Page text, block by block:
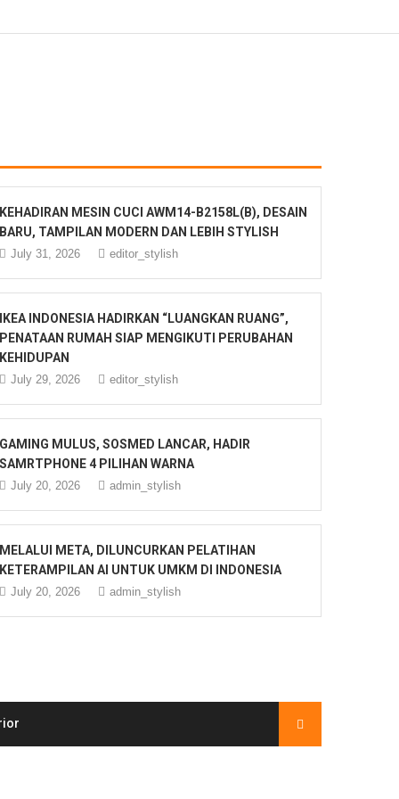
KEHADIRAN MESIN CUCI AWM14-B2158L(B), DESAIN
BARU, TAMPILAN MODERN DAN LEBIH STYLISH
July 31, 2026 editor_stylish
IKEA INDONESIA HADIRKAN “LUANGKAN RUANG”,
PENATAAN RUMAH SIAP MENGIKUTI PERUBAHAN
KEHIDUPAN
July 29, 2026 editor_stylish
GAMING MULUS, SOSMED LANCAR, HADIR
SAMRTPHONE 4 PILIHAN WARNA
July 20, 2026 admin_stylish
MELALUI META, DILUNCURKAN PELATIHAN
KETERAMPILAN AI UNTUK UMKM DI INDONESIA
July 20, 2026 admin_stylish